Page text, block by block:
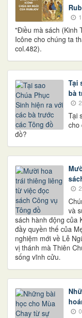
"Ðiều mà sách (Kinh
Icône cho chúng ta
col.482).
Tại
bà
Tại
cho
đồ?
và
sách hành động của
đầy quyền thế của
nghiệm mới về Lễ
vị thánh mà Thiên
sống vĩnh cửu.